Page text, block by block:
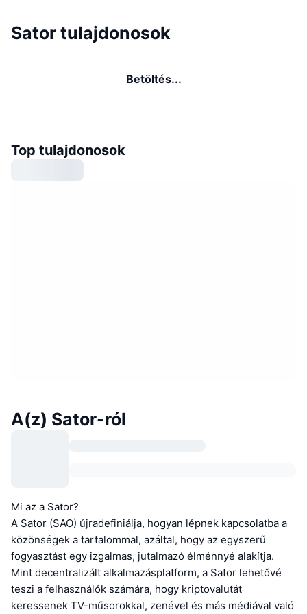
Sator tulajdonosok
Betöltés...
Top tulajdonosok
A(z) Sator-ról
Mi az a Sator?
A Sator (SAO) újradefiniálja, hogyan lépnek kapcsolatba a
közönségek a tartalommal, azáltal, hogy az egyszerű
fogyasztást egy izgalmas, jutalmazó élménnyé alakítja.
Mint decentralizált alkalmazásplatform, a Sator lehetővé
teszi a felhasználók számára, hogy kriptovalutát
keressenek TV-műsorokkal, zenével és más médiával való